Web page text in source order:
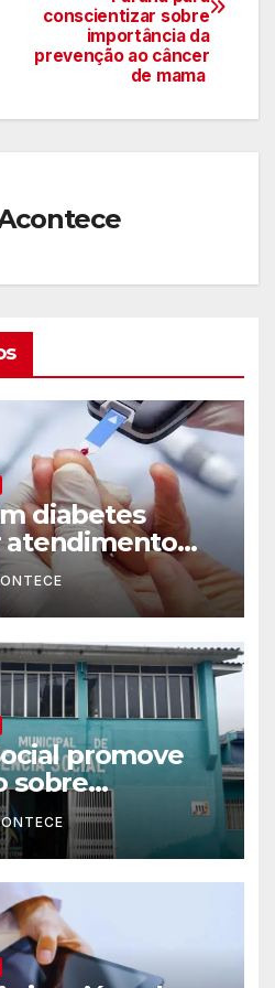
conscientizar sobre
importância da
prevenção ao câncer
de mama
diabetes
atendimento
municipal
promove
sobre
a
e